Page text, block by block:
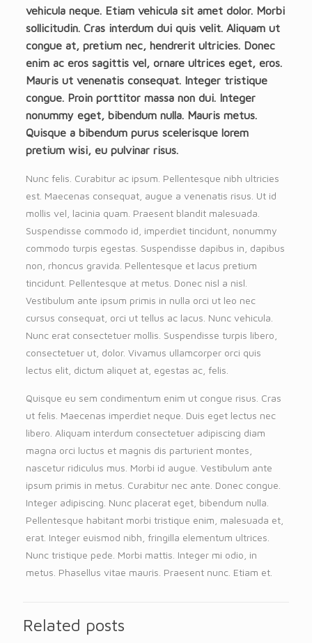
vehicula neque. Etiam vehicula sit amet dolor. Morbi
sollicitudin. Cras interdum dui quis velit. Aliquam ut
congue at, pretium nec, hendrerit ultricies. Donec
enim ac eros sagittis vel, ornare ultrices eget, eros.
Mauris ut venenatis consequat. Integer tristique
congue. Proin porttitor massa non dui. Integer
nonummy eget, bibendum nulla. Mauris metus.
Quisque a bibendum purus scelerisque lorem
pretium wisi, eu pulvinar risus.
Nunc felis. Curabitur ac ipsum. Pellentesque nibh ultricies
est. Maecenas consequat, augue a venenatis risus. Ut id
mollis vel, lacinia quam. Praesent blandit malesuada.
Suspendisse commodo id, imperdiet tincidunt, nonummy
commodo turpis egestas. Suspendisse dapibus in, dapibus
non, rhoncus gravida. Pellentesque et lacus pretium
tincidunt. Pellentesque at metus. Donec nisl a nisl.
Vestibulum ante ipsum primis in nulla orci ut leo nec
cursus consequat, orci ut tellus ac lacus. Nunc vehicula.
Nunc erat consectetuer mollis. Suspendisse turpis libero,
consectetuer ut, dolor. Vivamus ullamcorper orci quis
lectus elit, dictum aliquet at, egestas ac, felis.
Quisque eu sem condimentum enim ut congue risus. Cras
ut felis. Maecenas imperdiet neque. Duis eget lectus nec
libero. Aliquam interdum consectetuer adipiscing diam
magna orci luctus et magnis dis parturient montes,
nascetur ridiculus mus. Morbi id augue. Vestibulum ante
ipsum primis in metus. Curabitur nec ante. Donec congue.
Integer adipiscing. Nunc placerat eget, bibendum nulla.
Pellentesque habitant morbi tristique enim, malesuada et,
erat. Integer euismod nibh, fringilla elementum ultrices.
Nunc tristique pede. Morbi mattis. Integer mi odio, in
metus. Phasellus vitae mauris. Praesent nunc. Etiam et.
Related posts